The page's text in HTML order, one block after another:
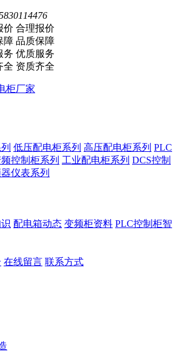
合理报价
品质保障
优质服务
资质齐全
低压配电柜系列 高压配电柜系列 PLC
控制柜系列 工业配电柜系列 DCS控制
仪表系列
配电箱动态 变频柜资料 PLC控制柜智
在线留言 联系方式